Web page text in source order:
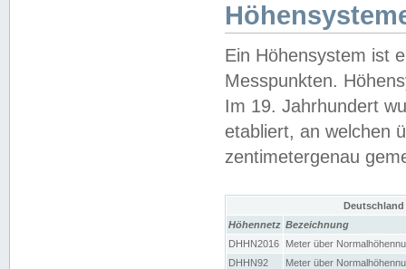
Ein Höhensystem ist
Messpunkten.
Im 19. Jahrhundert
etabliert, an welchen
zentimetergenau
Höhennetz Bezeichnung
DHHN2016
Meter über
DHHN92
Meter über